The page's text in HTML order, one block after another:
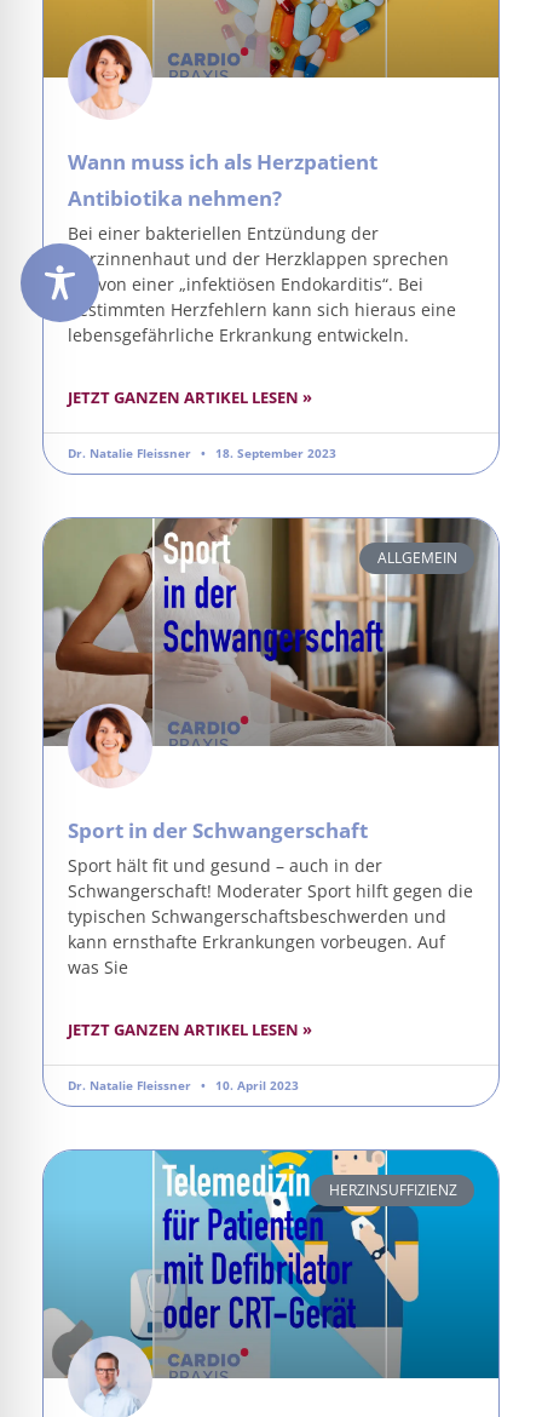
Wann muss ich als Herzpatient
Antibiotika nehmen?
Bei einer bakteriellen Entzündung der
Herzinnenhaut und der Herzklappen sprechen
wir von einer „infektiösen Endokarditis“. Bei
bestimmten Herzfehlern kann sich hieraus eine
lebensgefährliche Erkrankung entwickeln.
JETZT GANZEN ARTIKEL LESEN »
Dr. Natalie Fleissner 18. September 2023
ALLGEMEIN
Sport in der Schwangerschaft
Sport hält fit und gesund – auch in der
Schwangerschaft! Moderater Sport hilft gegen die
typischen Schwangerschaftsbeschwerden und
kann ernsthafte Erkrankungen vorbeugen. Auf
was Sie
JETZT GANZEN ARTIKEL LESEN »
Dr. Natalie Fleissner 10. April 2023
HERZINSUFFIZIENZ